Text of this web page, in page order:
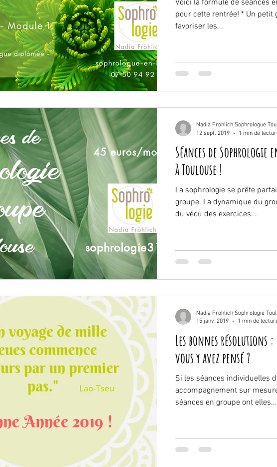
Voici la formule de séances
pour cette rentrée! * Un petit
favoriser les...
Séances de Sophrologie
à Toulouse !
La sophrologie se prête
groupe. La dynamique du
du vécu des exercices...
Nadia Frohlich Sophrologue
12 sept. 2019
1 min de
Les bonnes résolutions
vous y avez pensé ?
Si les séances individuelles
accompagnement sur
séances en groupe ont elles...
Nadia Frohlich Sophrologie
15 janv. 2019
1 min de